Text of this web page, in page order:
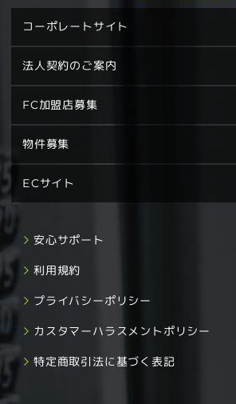
コーポレートサイト
法人契約のご案内
FC加盟店募集
物件募集
ECサイト
安心サポート
利用規約
プライバシーポリシー
カスタマーハラスメントポリシー
特定商取引法に基づく表記